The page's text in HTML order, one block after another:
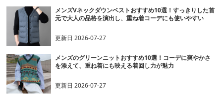
メンズVネックダウンベストおすすめ10選！すっきりした首
元で大人の品格を演出し、重ね着コーデにも使いやすい
更新日2026-07-27
メンズのグリーンニットおすすめ10選！コーデに爽やかさ
を添えて、重ね着にも映える着回し力が魅力
更新日2026-07-27